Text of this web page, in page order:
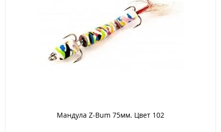
Мандула Z-Bum 75мм. Цвет 102